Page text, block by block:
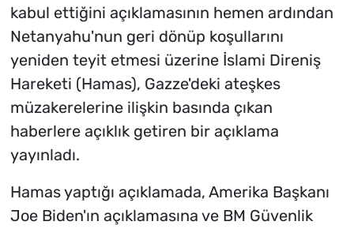
kabul ettiğini açıklamasının hemen ardından
Netanyahu'nun geri dönüp koşullarını
yeniden teyit etmesi üzerine İslami Direniş
Hareketi (Hamas), Gazze'deki ateşkes
müzakerelerine ilişkin basında çıkan
haberlere açıklık getiren bir açıklama
yayınladı.
Hamas yaptığı açıklamada, Amerika Başkanı
Joe Biden'ın açıklamasına ve BM Güvenlik